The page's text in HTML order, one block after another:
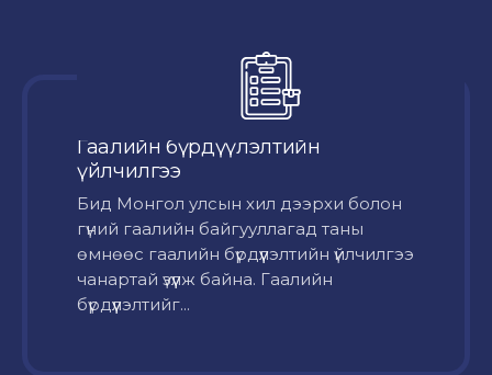
Гаалийн бүрдүүлэлтийн
үйлчилгээ
Бид Монгол улсын хил дээрхи болон
гүний гаалийн байгууллагад таны
өмнөөс гаалийн бүрдүүлэлтийн үйлчилгээ
чанартай үзүүлж байна. Гаалийн
бүрдүүлэлтийг...